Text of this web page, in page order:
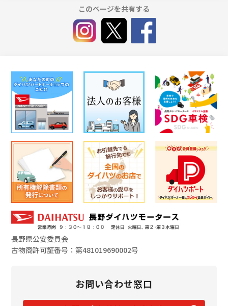
このページを共有する
長野県公安委員会
古物商許可証番号：第481019690002号
お問い合わせ窓口